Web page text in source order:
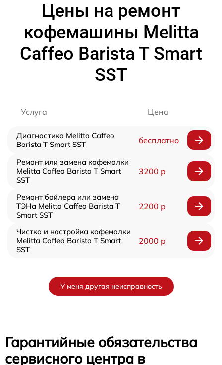
Цены на ремонт
кофемашины Melitta
Caffeo Barista T Smart
SST
Услуга Цена
Диагностика Melitta Caffeo
Barista T Smart SST
бесплатно
Ремонт или замена кофемолки
Melitta Caffeo Barista T Smart
SST
3200 р
Ремонт бойлера или замена
ТЭНа Melitta Caffeo Barista T
Smart SST
2200 р
Чистка и настройка кофемолки
Melitta Caffeo Barista T Smart
SST
2000 р
У меня другая неисправность
Гарантийные обязательства
сервисного центра в